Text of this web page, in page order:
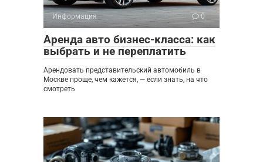
Информация 0
Аренда авто бизнес-класса: как
выбрать и не переплатить
Арендовать представительский автомобиль в
Москве проще, чем кажется, — если знать, на что
смотреть